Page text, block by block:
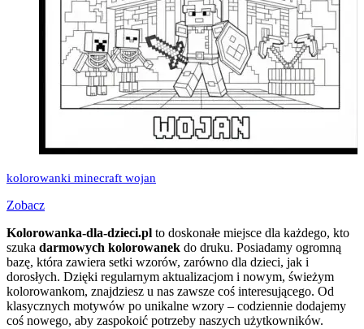
kolorowanki minecraft wojan
Zobacz
Kolorowanka-dla-dzieci.pl to doskonałe miejsce dla każdego, kto
szuka darmowych kolorowanek do druku. Posiadamy ogromną
bazę, która zawiera setki wzorów, zarówno dla dzieci, jak i
dorosłych. Dzięki regularnym aktualizacjom i nowym, świeżym
kolorowankom, znajdziesz u nas zawsze coś interesującego. Od
klasycznych motywów po unikalne wzory – codziennie dodajemy
coś nowego, aby zaspokoić potrzeby naszych użytkowników.